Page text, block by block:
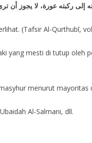
ركبته عورة، لا يجوز أن
(Tafsir Al-Qurthubī,
yang mesti di tutup oleh
menurut mayoritas
Al-Salmani, dll.